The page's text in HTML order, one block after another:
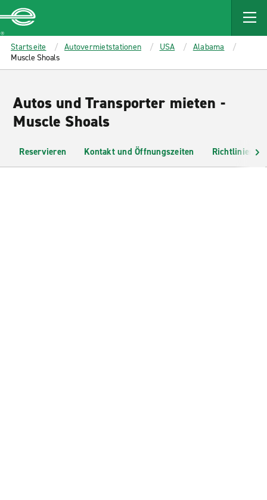
MAIN
CONTENT
Enterprise
Startseite Autovermietstationen USA
Alabama
Muscle Shoals
Autos und Transporter mieten -
Muscle Shoals
Reservieren Kontakt und Öffnungszeiten Richtlinien